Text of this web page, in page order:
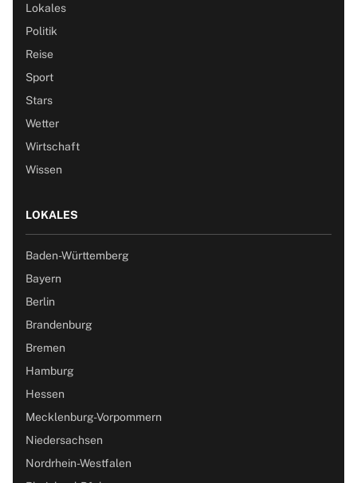
Lokales
Politik
Reise
Sport
Stars
Wetter
Wirtschaft
Wissen
LOKALES
Baden-Württemberg
Bayern
Berlin
Brandenburg
Bremen
Hamburg
Hessen
Mecklenburg-Vorpommern
Niedersachsen
Nordrhein-Westfalen